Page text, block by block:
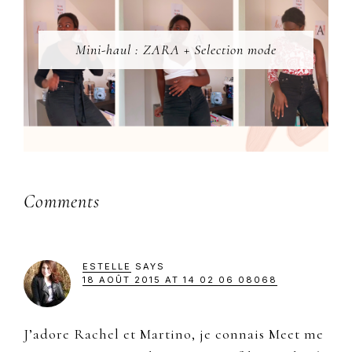
Mini-haul : ZARA + Selection mode
Reader
Comments
ESTELLE
SAYS
18 AOÛT 2015 AT 14 02 06 08068
J’adore Rachel et Martino, je connais Meet me